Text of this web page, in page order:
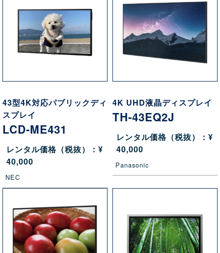
43型4K対応パブリックディ
スプレイ
LCD-ME431
レンタル価格（税抜）：¥
40,000
NEC
4K UHD液晶ディスプレイ
TH-43EQ2J
レンタル価格（税抜）：¥
40,000
Panasonic